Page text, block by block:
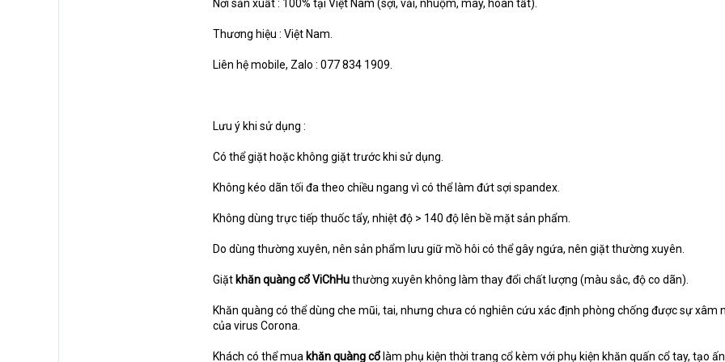
Nơi sản xuất : 100% tại Việt Nam (sợi, vải, nhuộm, may, hoàn tất).
Thương hiệu : Việt Nam.
Liên hệ mobile, Zalo : 077 834 1909.
Lưu ý khi sử dụng :
Có thể giặt hoặc không giặt trước khi sử dụng.
Không kéo dãn tối đa theo chiều ngang vì có thể làm đứt sợi spandex.
Không dùng trực tiếp thuốc tẩy, nhiệt độ > 140 độ lên bề mặt sản phẩm.
Do dùng thường xuyên, nên sản phẩm lưu giữ mồ hôi có thể gây ngứa, nên giặt thường xuyên.
Giặt khăn quàng cổViChHuthường xuyên không làm thay đổi chất lượng (màu sắc, độ co dãn).
Khăn quàng có thể dùng che mũi, tai, nhưng chưa có nghiên cứu xác định phòng chống được sự xâm
của virus Corona.
Khách có thể mua khăn quàng cổ làm phụ kiện thời trang cổ kèm với phụ kiện khăn quấn cổ tay, tạo